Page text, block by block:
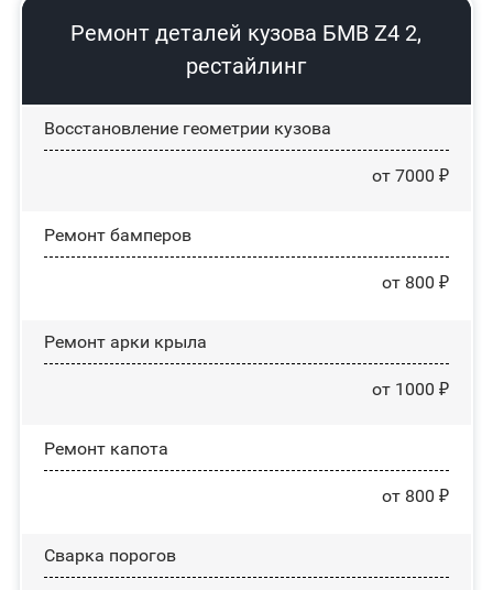
Ремонт деталей кузова БМВ Z4 2,
рестайлинг
Восстановление геометрии кузова
от 7000 ₽
Ремонт бамперов
от 800 ₽
Ремонт арки крыла
от 1000 ₽
Ремонт капота
от 800 ₽
Сварка порогов